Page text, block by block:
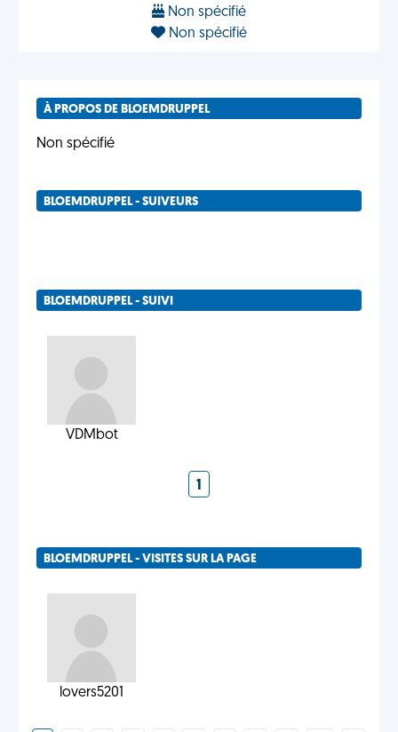
Non spécifié
Non spécifié
À PROPOS DE BLOEMDRUPPEL
Non spécifié
BLOEMDRUPPEL - SUIVEURS
BLOEMDRUPPEL - SUIVI
VDMbot
1
BLOEMDRUPPEL - VISITES SUR LA PAGE
lovers5201